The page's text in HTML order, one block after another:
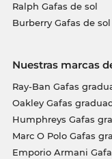
Ralph Gafas de sol
Burberry Gafas de sol
Nuestras marcas
Ray-Ban Gafas
Oakley Gafas
Humphreys Gafas
Marc O Polo Gafas
Emporio Armani